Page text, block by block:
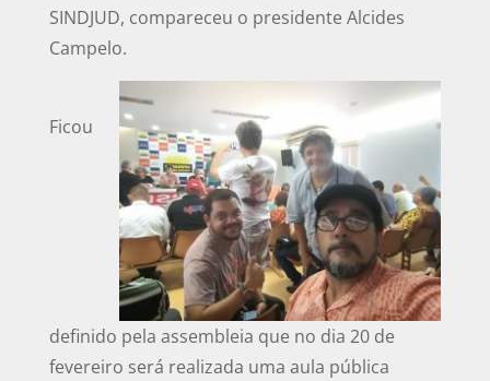
SINDJUD, compareceu o presidente Alcides
Campelo.
Ficou
definido pela assembleia que no dia 20 de
fevereiro será realizada uma aula pública